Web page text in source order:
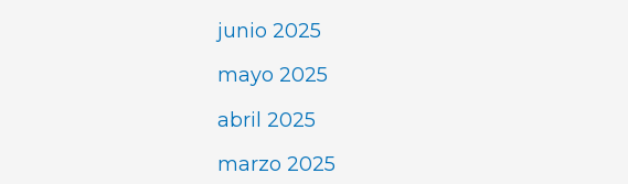
junio 2025
mayo 2025
abril 2025
marzo 2025